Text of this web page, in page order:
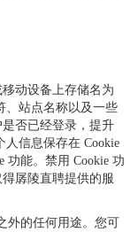
动设备上存储名为
、站点名称以及一些
否已经登录，提升
信息保存在 Cookie
功能。禁用 Cookie 功
孱陵直聘提供的服
外的任何用途。您可